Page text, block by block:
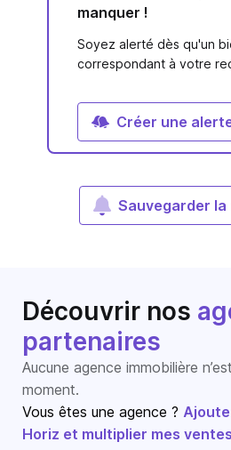
manquer !
Soyez alerté dès qu'un
correspondant à votre
Créer une
Sauvegarder
Découvrir nos
partenaires
Aucune agence immobilière
moment.
Vous êtes une agence ?
Horiz et multiplier mes